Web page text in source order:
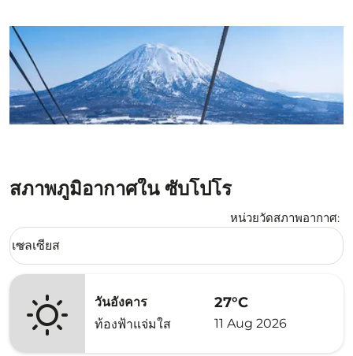
สภาพภูมิอากาศใน ซับโปโร
หน่วยวัดสภาพอากาศ:
Weather unit option เซลเซียส Selected
เซลเซียส
keyboard_arrow_down
วันอังคาร
ท้องฟ้าแจ่มใส
27°C
11 Aug 2026